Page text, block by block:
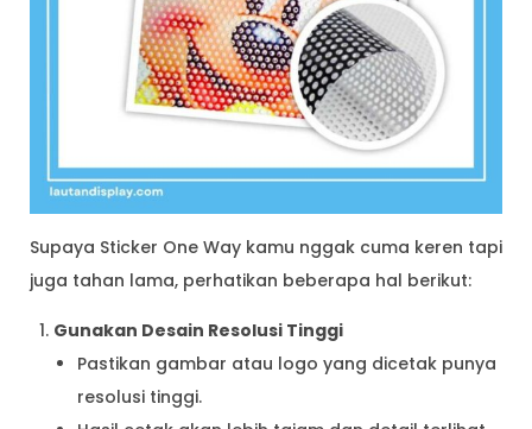
Supaya Sticker One Way kamu nggak cuma keren tapi
juga tahan lama, perhatikan beberapa hal berikut:
Gunakan Desain Resolusi Tinggi
Pastikan gambar atau logo yang dicetak punya
resolusi tinggi.